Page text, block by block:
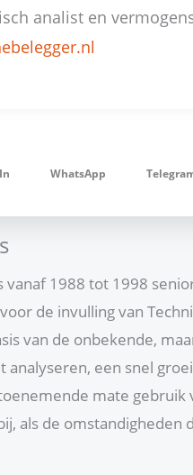
analist en
WhatsApp
vanaf 1988 tot 1998
de invulling van
van de onbekende,
analyseren, een snel
mate gebruik
als de